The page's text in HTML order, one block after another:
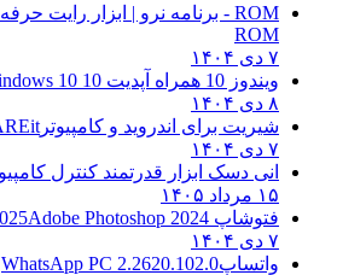
ROM - برنامه نرو | ابزار رایت حرفه ای و
ROM
ویندوز 10 همراه آپدیت 10 22H2
Windows 10
شیریت برای اندروید و کامپیوترSHAREit
انی دسک ابزار قدرتمند کنترل کامپیوتر از
فتوشاپ CC 2025Adobe Photoshop 2024
واتساپWhatsApp PC 2.2620.102.0